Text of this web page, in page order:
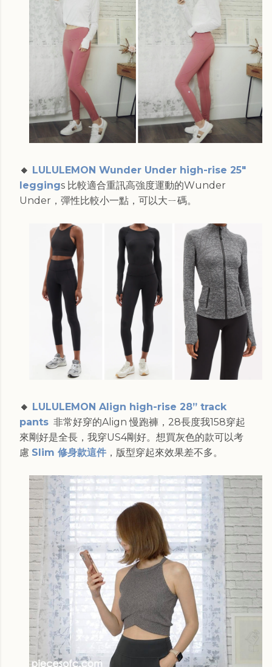
🔸 LULULEMON Wunder Under high-rise 25"
leggings 比較適合重訊高強度運動的Wunder
Under，彈性比較小一點，可以大ㄧ碼。
🔸 LULULEMON Align high-rise 28” track
pants 非常好穿的Align 慢跑褲，28長度我158穿起
來剛好是全長，我穿US4剛好。想買灰色的款可以考
慮 Slim 修身款這件 ，版型穿起來效果差不多。